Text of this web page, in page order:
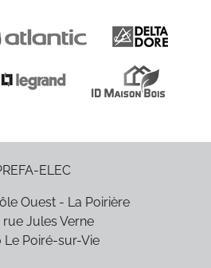
ELEC
Ouest - La Poirière
rue Jules Verne
Le Poiré-sur-Vie